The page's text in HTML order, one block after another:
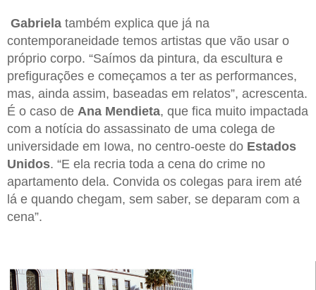
Gabriela também explica que já na
contemporaneidade temos artistas que vão usar o
próprio corpo. “Saímos da pintura, da escultura e
prefigurações e começamos a ter as performances,
mas, ainda assim, baseadas em relatos”, acrescenta.
É o caso de Ana Mendieta, que fica muito impactada
com a notícia do assassinato de uma colega de
universidade em Iowa, no centro-oeste do Estados
Unidos. “E ela recria toda a cena do crime no
apartamento dela. Convida os colegas para irem até
lá e quando chegam, sem saber, se deparam com a
cena”.